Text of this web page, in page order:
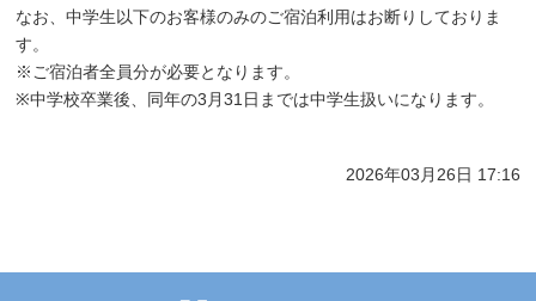
なお、中学生以下のお客様のみのご宿泊利用はお断りしておりま
す。
※ご宿泊者全員分が必要となります。
※中学校卒業後、同年の3月31日までは中学生扱いになります。
2026年03月26日 17:16